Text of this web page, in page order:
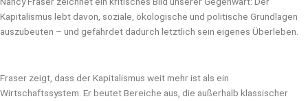
Kapitalismus lebt davon, soziale, ökologische und politische Grundlagen
auszubeuten – und gefährdet dadurch letztlich sein eigenes Überleben.
Fraser zeigt, dass der Kapitalismus weit mehr ist als ein
Wirtschaftssystem. Er beutet Bereiche aus, die außerhalb klassischer